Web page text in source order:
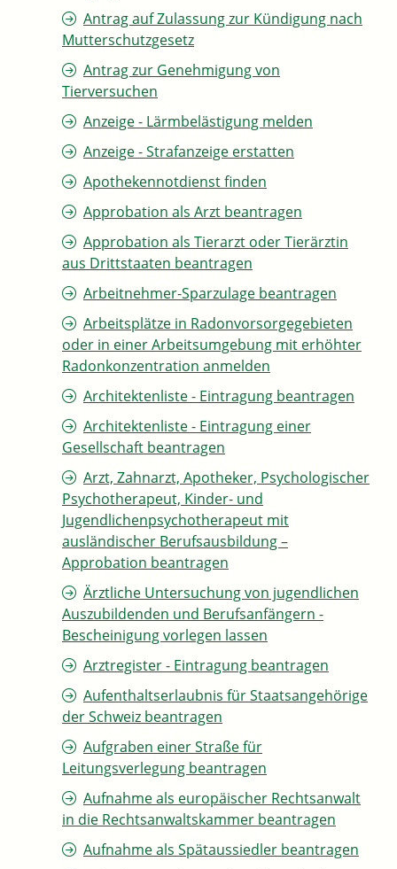
Antrag auf Zulassung zur Kündigung nach
Mutterschutzgesetz
Antrag zur Genehmigung von
Tierversuchen
Anzeige - Lärmbelästigung melden
Anzeige - Strafanzeige erstatten
Apothekennotdienst finden
Approbation als Arzt beantragen
Approbation als Tierarzt oder Tierärztin
aus Drittstaaten beantragen
Arbeitnehmer-Sparzulage beantragen
Arbeitsplätze in Radonvorsorgegebieten
oder in einer Arbeitsumgebung mit erhöhter
Radonkonzentration anmelden
Architektenliste - Eintragung beantragen
Architektenliste - Eintragung einer
Gesellschaft beantragen
Arzt, Zahnarzt, Apotheker, Psychologischer
Psychotherapeut, Kinder- und
Jugendlichenpsychotherapeut mit
ausländischer Berufsausbildung –
Approbation beantragen
Ärztliche Untersuchung von jugendlichen
Auszubildenden und Berufsanfängern -
Bescheinigung vorlegen lassen
Arztregister - Eintragung beantragen
Aufenthaltserlaubnis für Staatsangehörige
der Schweiz beantragen
Aufgraben einer Straße für
Leitungsverlegung beantragen
Aufnahme als europäischer Rechtsanwalt
in die Rechtsanwaltskammer beantragen
Aufnahme als Spätaussiedler beantragen